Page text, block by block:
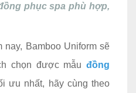
phục spa phù hợp,
nay, Bamboo Uniform sẽ
chọn được mẫu đồng
ưu nhất, hãy cùng theo